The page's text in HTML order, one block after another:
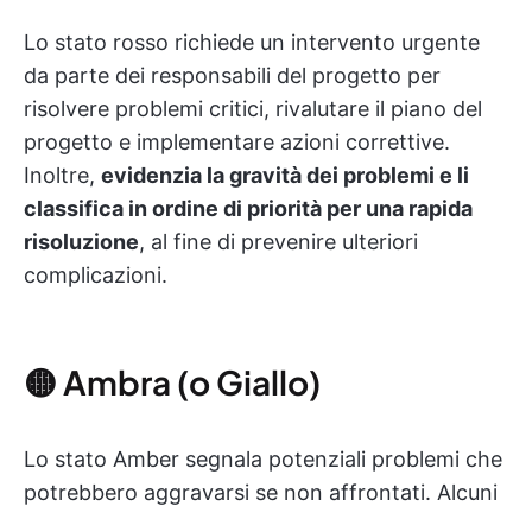
Lo stato rosso richiede un intervento urgente
da parte dei responsabili del progetto per
risolvere problemi critici, rivalutare il piano del
progetto e implementare azioni correttive.
Inoltre, evidenzia la gravità dei problemi e li
classifica in ordine di priorità per una rapida
risoluzione, al fine di prevenire ulteriori
complicazioni.
🟡 Ambra (o Giallo)
Lo stato Amber segnala potenziali problemi che
potrebbero aggravarsi se non affrontati. Alcuni